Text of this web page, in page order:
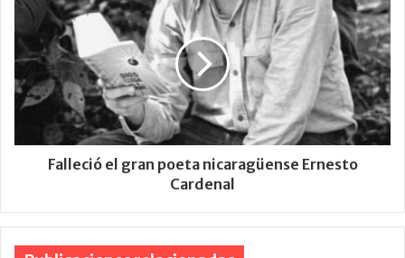
Falleció el gran poeta nicaragüense Ernesto
Cardenal